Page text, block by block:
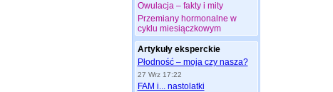
Owulacja – fakty i mity
Przemiany hormonalne w
cyklu miesiączkowym
Artykuły eksperckie
Płodność – moja czy nasza?
27 Wrz 17:22
FAM i... nastolatki